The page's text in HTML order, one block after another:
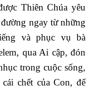
Thiên Chúa yêu
ngay từ những
và phục vụ bà
qua Ai cập, đón
trong cuộc sống,
chết của Con, để